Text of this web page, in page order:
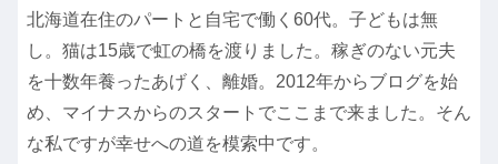
北海道在住のパートと自宅で働く60代。子どもは無
し。猫は15歳で虹の橋を渡りました。稼ぎのない元夫
を十数年養ったあげく、離婚。2012年からブログを始
め、マイナスからのスタートでここまで来ました。そん
な私ですが幸せへの道を模索中です。